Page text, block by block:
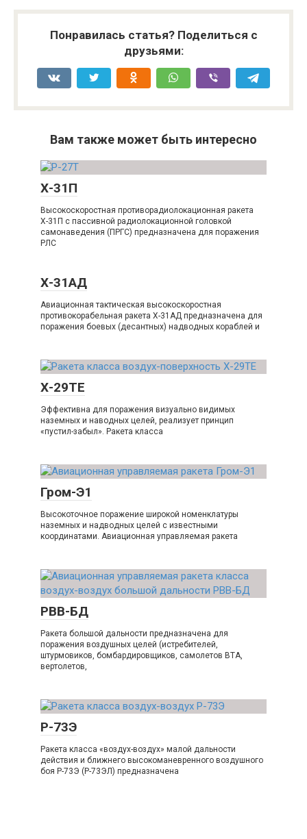
Понравилась статья? Поделиться с
друзьями:
Вам также может быть интересно
Х-31П
Высокоскоростная противорадиолокационная ракета
Х-31П с пассивной радиолокационной головкой
самонаведения (ПРГС) предназначена для поражения
РЛС
Х-31АД
Авиационная тактическая высокоскоростная
противокорабельная ракета Х-31АД предназначена для
поражения боевых (десантных) надводных кораблей и
Х-29ТЕ
Эффективна для поражения визуально видимых
наземных и наводных целей, реализует принцип
«пустил-забыл». Ракета класса
Гром-Э1
Высокоточное поражение широкой номенклатуры
наземных и надводных целей с известными
координатами. Авиационная управляемая ракета
РВВ-БД
Ракета большой дальности предназначена для
поражения воздушных целей (истребителей,
штурмовиков, бомбардировщиков, самолетов ВТА,
вертолетов,
Р-73Э
Ракета класса «воздух-воздух» малой дальности
действия и ближнего высокоманевренного воздушного
боя Р-73Э (Р-73ЭЛ) предназначена